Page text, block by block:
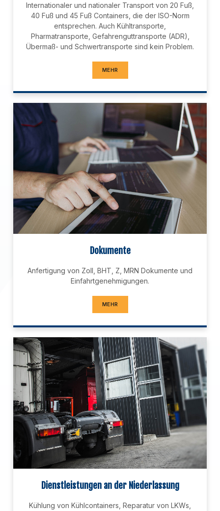
Internationaler und nationaler Transport von 20 Fuß,
40 Fuß und 45 Fuß Containers, die der ISO-Norm
entsprechen. Auch Kühltransporte,
Pharmatransporte, Gefahrenguttransporte (ADR),
Übermaß- und Schwertransporte sind kein Problem.
MEHR
Dokumente
Anfertigung von Zoll, BHT, Z, MRN Dokumente und
Einfahrtgenehmigungen.
MEHR
Dienstleistungen an der Niederlassung
Kühlung von Kühlcontainers, Reparatur von LKWs,